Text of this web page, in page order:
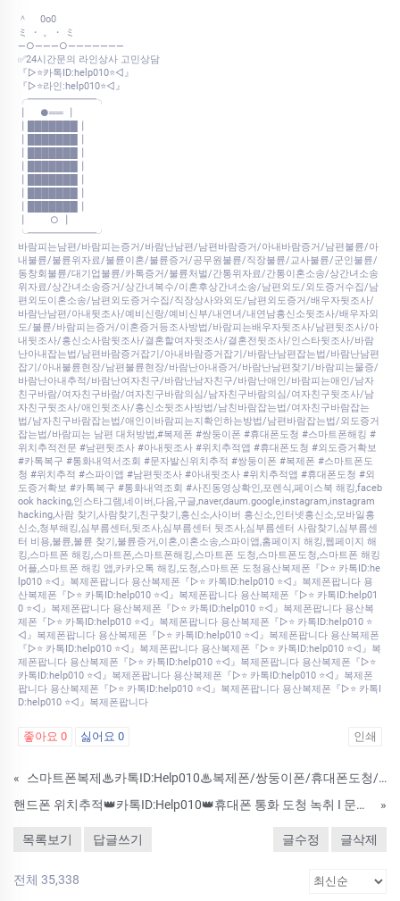
＾ 0o0
ミ ・ 。・ ミ
—○———○———————
✅24시간문의 라인상사 고민상담
『▷⭐카톡ID:help010⭐◁』
『▷⭐라인:help010⭐◁』
╭━━━━━━━╮
┃ ●══ ┃
┃ ○ ┃
╰━━━━━━━╯
바람피는남편/바람피는증거/바람난남편/남편바람증거/아내바람증거/남편불륜/아
내불륜/불륜위자료/불륜이혼/불륜증거/공무원불륜/직장불륜/교사불륜/군인불륜/
동창회불륜/대기업불륜/카톡증거/불륜처벌/간통위자료/간통이혼소송/상간녀소송
위자료/상간녀소송증거/상간녀복수/이혼후상간녀소송/남편외도/외도증거수집/남
편외도이혼소송/남편외도증거수집/직장상사와외도/남편외도증거/배우자뒷조사/
바람난남편/아내뒷조사/예비신랑/예비신부/내연녀/내연남흥신소뒷조사/배우자외
도/불륜/바람피는증거/이혼증거등조사방법/바람피는배우자뒷조사/남편뒷조사/아
내뒷조사/흥신소사람뒷조사/결혼할여자뒷조사/결혼전뒷조사/인스타뒷조사/바람
난아내잡는법/남편바람증거잡기/아내바람증거잡기/바람난남편잡는법/바람난남편
잡기/아내불륜현장/남편불륜현장/바람난아내증거/바람난남편찾기/바람피는물증/
바람난아내추적/바람난여자친구/바람난남자친구/바람난애인/바람피는애인/남자
친구바람/여자친구바람/여자친구바람의심/남자친구바람의심/여자친구뒷조사/남
자친구뒷조사/애인뒷조사/흥신소뒷조사방법/남친바람잡는법/여자친구바람잡는
법/남자친구바람잡는법/애인이바람피는지확인하는방법/남편바람잡는법/외도증거
잡는법/바람피는 남편 대처방법,#복제폰 #쌍둥이폰 #휴대폰도청 #스마트폰해킹 #
위치추적전문 #남편뒷조사 #아내뒷조사 #위치추적앱 #휴대폰도청 #외도증거확보
#카톡복구 #통화내역서조회 #문자발신위치추적 #쌍둥이폰 #복제폰 #스마트폰도
청 #위치추적 #스파이앱 #남편뒷조사 #아내뒷조사 #위치추적앱 #휴대폰도청 #외
도증거확보 #카톡복구 #통화내역조회 #사진동영상확인,포렌식,페이스북 해킹,faceb
ook hacking,인스타그램,네이버,다음,구글,naver,daum.google,instagram,instagram
hacking,사람 찾기,사람찾기,친구찾기,흥신소,사이버 흥신소,인터넷흥신소,모바일흥
신소,청부해킹,심부름센터,뒷조사,심부름센터 뒷조사,심부름센터 사람찾기,심부름센
터 비용,불륜,불륜 찾기,불륜증거,이혼,이혼소송,스파이앱,홈페이지 해킹,웹페이지 해
킹,스마트폰 해킹,스마트폰,스마트폰해킹,스마트폰 도청,스마트폰도청,스마트폰 해킹
어플,스마트폰 해킹 앱,카카오톡 해킹,도청,스마트폰 도청용산복제폰『▷⭐ 카톡ID:he
lp010 ⭐◁』복제폰팝니다 용산복제폰『▷⭐ 카톡ID:help010 ⭐◁』복제폰팝니다 용
산복제폰『▷⭐ 카톡ID:help010 ⭐◁』복제폰팝니다 용산복제폰『▷⭐ 카톡ID:help01
0 ⭐◁』복제폰팝니다 용산복제폰『▷⭐ 카톡ID:help010 ⭐◁』복제폰팝니다 용산복
제폰『▷⭐ 카톡ID:help010 ⭐◁』복제폰팝니다 용산복제폰『▷⭐ 카톡ID:help010 ⭐
◁』복제폰팝니다 용산복제폰『▷⭐ 카톡ID:help010 ⭐◁』복제폰팝니다 용산복제폰
『▷⭐ 카톡ID:help010 ⭐◁』복제폰팝니다 용산복제폰『▷⭐ 카톡ID:help010 ⭐◁』복
제폰팝니다 용산복제폰『▷⭐ 카톡ID:help010 ⭐◁』복제폰팝니다 용산복제폰『▷⭐
카톡ID:help010 ⭐◁』복제폰팝니다 용산복제폰『▷⭐ 카톡ID:help010 ⭐◁』복제폰
팝니다 용산복제폰『▷⭐ 카톡ID:help010 ⭐◁』복제폰팝니다 용산복제폰『▷⭐ 카톡I
D:help010 ⭐◁』복제폰팝니다
좋아요 0 싫어요 0 인쇄
«
스마트폰복제♨카톡ID:Help010♨복제폰/쌍둥이폰/휴대폰도청/카카오톡해킹/핸드폰해킹/위치추적앱
핸드폰 위치추적👑카톡ID:Help010👑휴대폰 통화 도청 녹취 I 문자 통화기록 복구 I 카톡내용 보기
»
목록보기 답글쓰기 글수정 글삭제
전체 35,338